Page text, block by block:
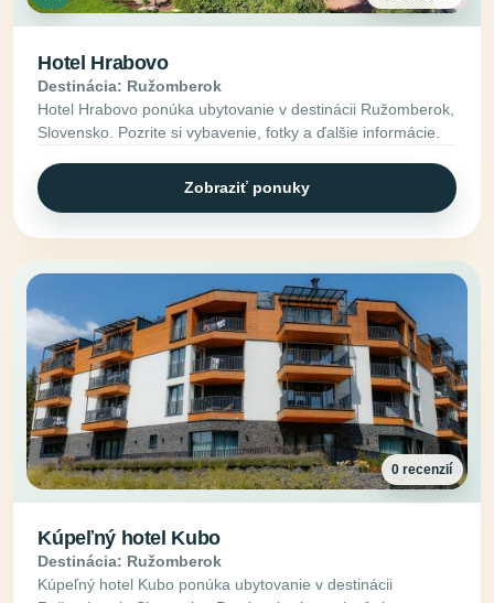
Hotel Hrabovo
Destinácia: Ružomberok
Hotel Hrabovo ponúka ubytovanie v destinácii Ružomberok,
Slovensko. Pozrite si vybavenie, fotky a ďalšie informácie.
Zobraziť ponuky
0 recenzií
Kúpeľný hotel Kubo
Destinácia: Ružomberok
Kúpeľný hotel Kubo ponúka ubytovanie v destinácii